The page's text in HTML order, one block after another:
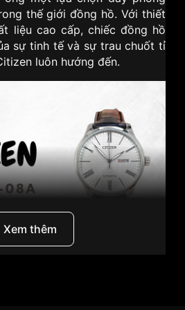
thế giới đồng hồ. Với thiết
liệu cao cấp, chiếc đồng hồ
sự tinh tế và sự trau chuốt tỉ
luôn hướng đến.
Xem thêm